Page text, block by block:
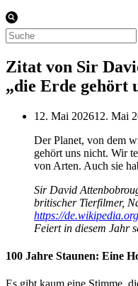
Suchen
nach …
Zitat von Sir
„die Erde gehört
12. Mai 202612. Mai
Der Planet, von dem
gehört uns nicht. Wir
von Arten. Auch sie
Sir David
britischer Tierfilmer,
https://
Feiert in diesem Jahr
100 Jahre Staunen: Eine